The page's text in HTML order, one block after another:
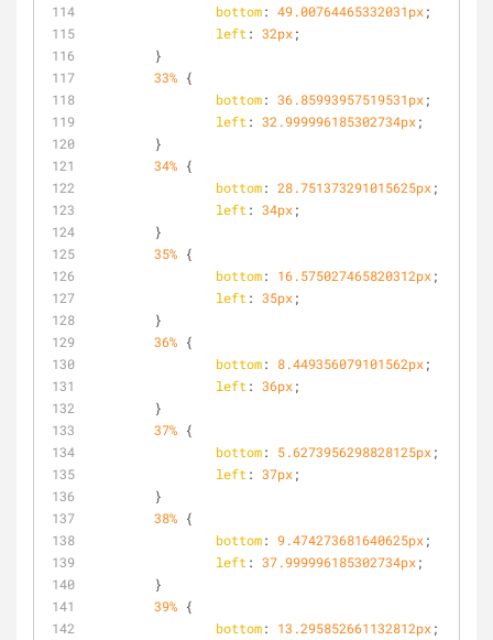
bottom: 49.00764465332031px;
left : 32px;
	}
33% {
bottom: 36.85993957519531px;
left : 32.999996185302734px;
	}
34% {
bottom: 28.751373291015625px;
left : 34px;
	}
35% {
bottom: 16.575027465820312px;
left : 35px;
	}
36% {
bottom: 8.449356079101562px;
left : 36px;
	}
37% {
bottom: 5.6273956298828125px;
left : 37px;
	}
38% {
bottom: 9.474273681640625px;
left : 37.999996185302734px;
	}
39% {
bottom: 13.295852661132812px;